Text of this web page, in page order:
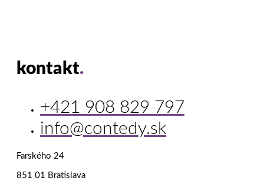
kontakt.
+421 908 829 797
info@contedy.sk
Farského 24
851 01 Bratislava